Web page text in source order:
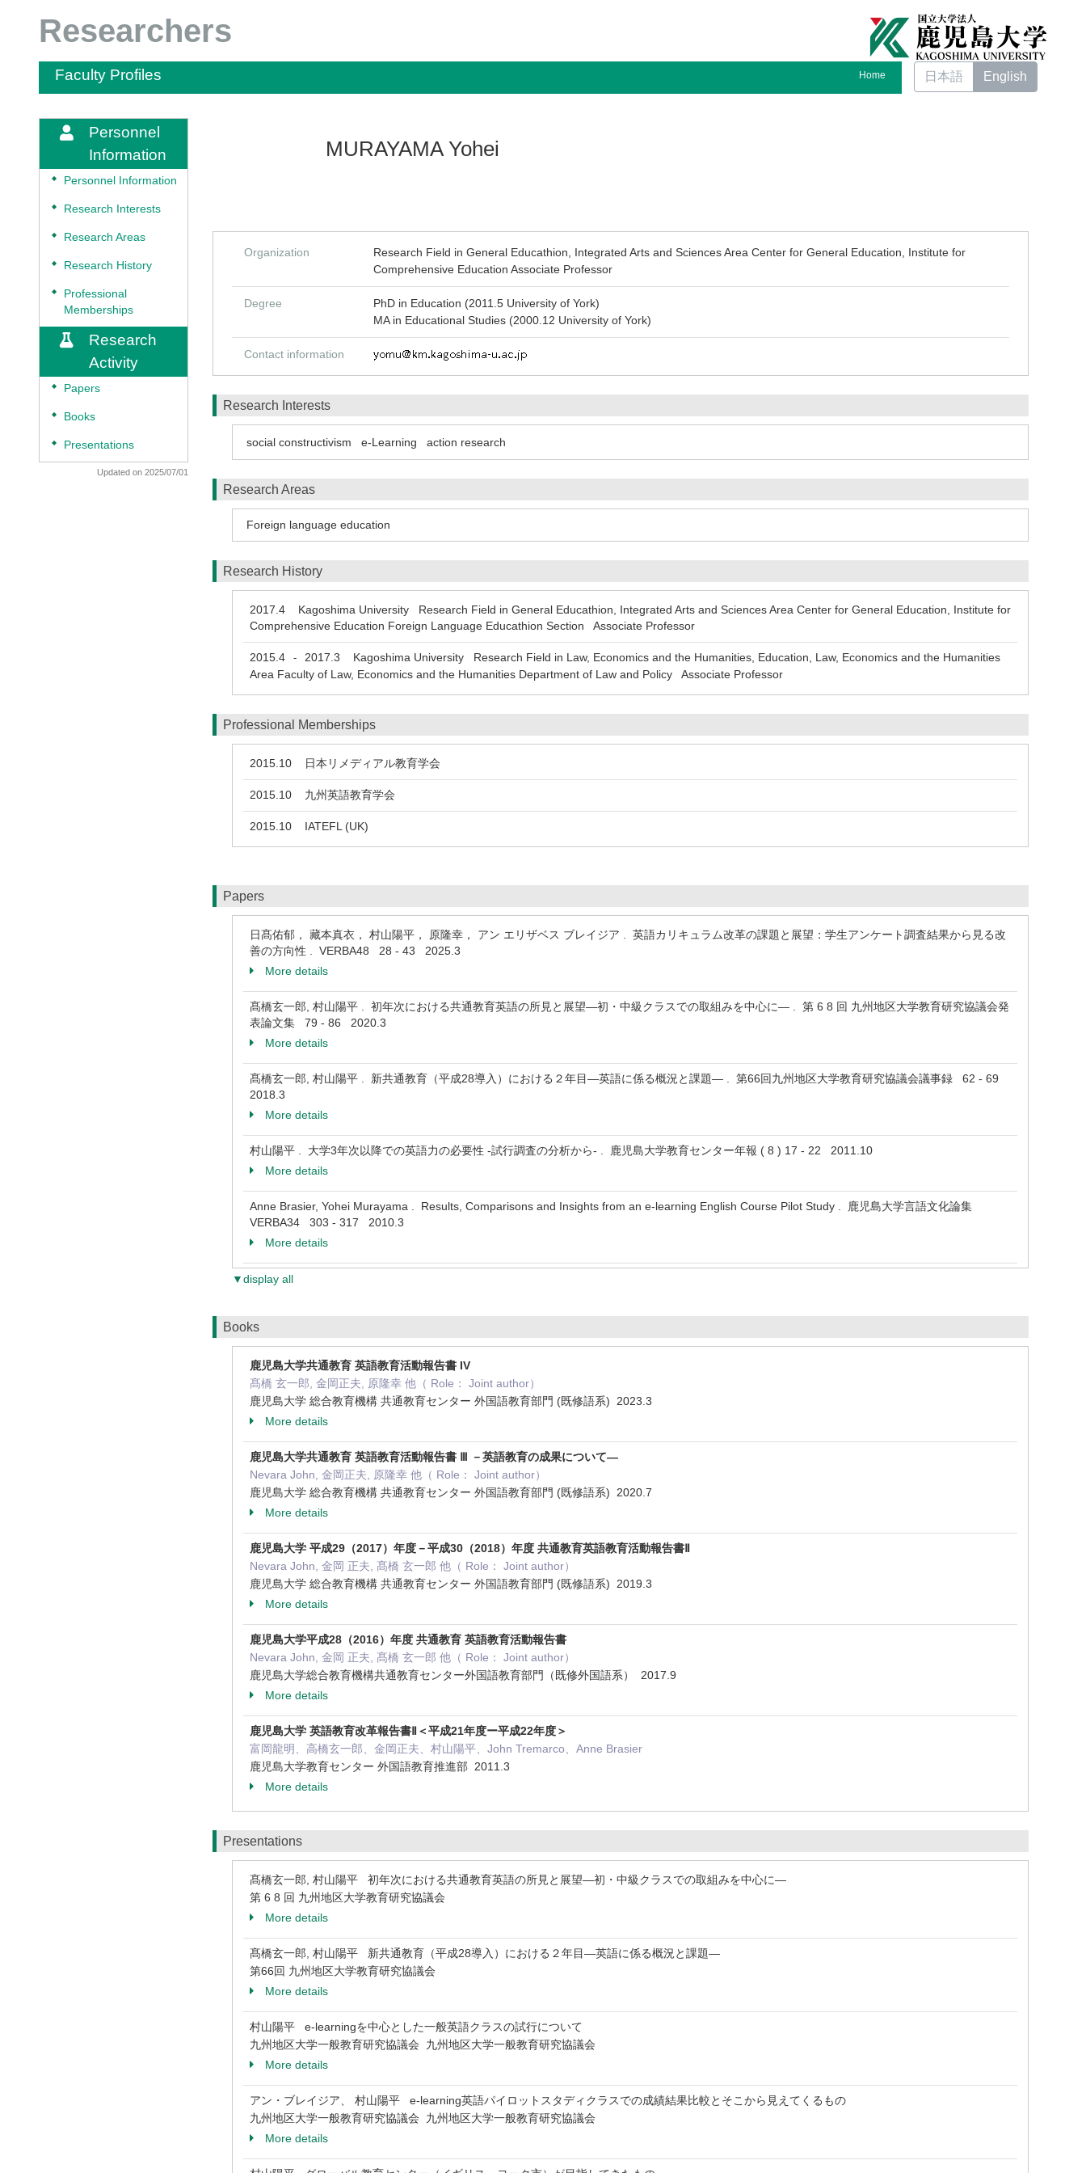
Researchers
Faculty Profiles Home 日本語 English
Personnel
Information
◆ Personnel Information
◆ Research Interests
◆ Research Areas
◆ Research History
◆
Professional
Memberships
Research
Activity
◆ Papers
◆ Books
◆ Presentations
Updated on 2025/07/01
MURAYAMA Yohei
Organization
Research Field in General Educathion, Integrated Arts and Sciences Area Center for General Education, Institute for
Comprehensive Education Associate Professor
Degree
PhD in Education (2011.5 University of York)
MA in Educational Studies (2000.12 University of York)
Contact information
Research Interests
social constructivism e-Learning action research
Research Areas
Foreign language education
Research History
2017.4 Kagoshima University Research Field in General Educathion, Integrated Arts and Sciences Area Center for General Education, Institute for
Comprehensive Education Foreign Language Educathion Section Associate Professor
2015.4 - 2017.3 Kagoshima University Research Field in Law, Economics and the Humanities, Education, Law, Economics and the Humanities
Area Faculty of Law, Economics and the Humanities Department of Law and Policy Associate Professor
Professional Memberships
2015.10 日本リメディアル教育学会
2015.10 九州英語教育学会
2015.10 IATEFL (UK)
Papers
日髙佑郁， 藏本真衣， 村山陽平， 原隆幸， アン エリザベス ブレイジア . 英語カリキュラム改革の課題と展望：学生アンケート調査結果から見る改
善の方向性 . VERBA48 28 - 43 2025.3
More details
髙橋玄一郎, 村山陽平 . 初年次における共通教育英語の所見と展望―初・中級クラスでの取組みを中心に― . 第 6 8 回 九州地区大学教育研究協議会発
表論文集 79 - 86 2020.3
More details
髙橋玄一郎, 村山陽平 . 新共通教育（平成28導入）における２年目―英語に係る概況と課題― . 第66回九州地区大学教育研究協議会議事録 62 - 69
2018.3
More details
村山陽平 . 大学3年次以降での英語力の必要性 -試行調査の分析から- . 鹿児島大学教育センター年報 ( 8 ) 17 - 22 2011.10
More details
Anne Brasier, Yohei Murayama . Results, Comparisons and Insights from an e-learning English Course Pilot Study . 鹿児島大学言語文化論集
VERBA34 303 - 317 2010.3
More details
▼display all
Books
鹿児島大学共通教育 英語教育活動報告書 IV
髙橋 玄一郎, 金岡正夫, 原隆幸 他（ Role： Joint author）
鹿児島大学 総合教育機構 共通教育センター 外国語教育部門 (既修語系) 2023.3
More details
鹿児島大学共通教育 英語教育活動報告書 Ⅲ －英語教育の成果について―
Nevara John, 金岡正夫, 原隆幸 他（ Role： Joint author）
鹿児島大学 総合教育機構 共通教育センター 外国語教育部門 (既修語系) 2020.7
More details
鹿児島大学 平成29（2017）年度－平成30（2018）年度 共通教育英語教育活動報告書Ⅱ
Nevara John, 金岡 正夫, 髙橋 玄一郎 他（ Role： Joint author）
鹿児島大学 総合教育機構 共通教育センター 外国語教育部門 (既修語系) 2019.3
More details
鹿児島大学平成28（2016）年度 共通教育 英語教育活動報告書
Nevara John, 金岡 正夫, 髙橋 玄一郎 他（ Role： Joint author）
鹿児島大学総合教育機構共通教育センター外国語教育部門（既修外国語系） 2017.9
More details
鹿児島大学 英語教育改革報告書Ⅱ＜平成21年度ー平成22年度＞
富岡龍明、高橋玄一郎、金岡正夫、村山陽平、John Tremarco、Anne Brasier
鹿児島大学教育センター 外国語教育推進部 2011.3
More details
Presentations
髙橋玄一郎, 村山陽平 初年次における共通教育英語の所見と展望―初・中級クラスでの取組みを中心に―
第 6 8 回 九州地区大学教育研究協議会
More details
髙橋玄一郎, 村山陽平 新共通教育（平成28導入）における２年目―英語に係る概況と課題―
第66回 九州地区大学教育研究協議会
More details
村山陽平 e-learningを中心とした一般英語クラスの試行について
九州地区大学一般教育研究協議会 九州地区大学一般教育研究協議会
More details
アン・ブレイジア、 村山陽平 e-learning英語パイロットスタディクラスでの成績結果比較とそこから見えてくるもの
九州地区大学一般教育研究協議会 九州地区大学一般教育研究協議会
More details